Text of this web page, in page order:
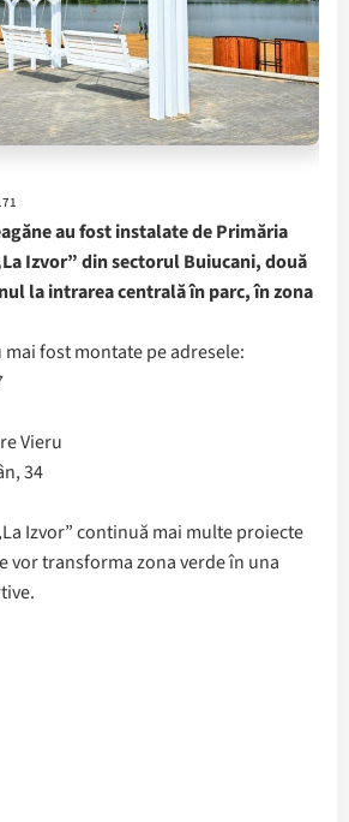
au fost instalate de Primăria
Izvor” din sectorul Buiucani, două
la intrarea centrală în parc, în zona
mai fost montate pe adresele:
Vieru
34
Izvor” continuă mai multe proiecte
vor transforma zona verde în una